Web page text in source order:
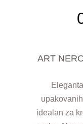
ART
idealan za